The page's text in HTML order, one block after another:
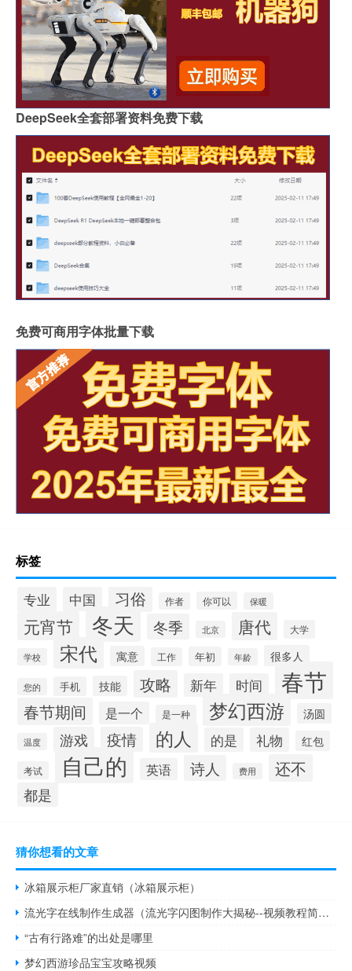
DeepSeek全套部署资料免费下载
免费可商用字体批量下载
标签
专业 中国 习俗 作者 你可以 保暖
元宵节 冬天 冬季 北京 唐代 大学
学校 宋代 寓意 工作 年初 年龄 很多人
您的 手机 技能 攻略 新年 时间 春节
春节期间 是一个 是一种 梦幻西游 汤圆
温度 游戏 疫情 的人 的是 礼物 红包
考试 自己的 英语 诗人 费用 还不
都是
猜你想看的文章
冰箱展示柜厂家直销（冰箱展示柜）
流光字在线制作生成器（流光字闪图制作大揭秘--视频教程简介）
“古有行路难”的出处是哪里
梦幻西游珍品宝宝攻略视频